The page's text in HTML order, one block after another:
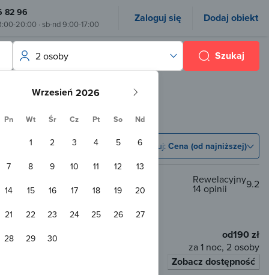
82 96
20:00 · sb-nd 9:00-17:00 Zaloguj się Dodaj obiekt
Wrzesień
Pn Wt Śr Cz Pt So Nd
1 2 3 4 5
6
7
8 9 10 11 12
13
14
15 16 17 18 19
20
21
22 23 24 25 26
27
28
29 30
2 osoby Szukaj
Sortuj: Cena (od najniższej)
9.2
Rewelacyjny
14 opinii
Przyjazny zwierzętom
WiFi
od190 zł
za 1 noc, 2 osoby
Zobacz dostępność